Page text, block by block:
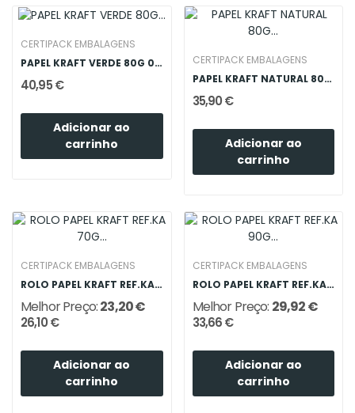
CERTIPACK EMBALAGENS
PAPEL KRAFT VERDE 80G 0.62X120M
40,95 €
Adicionar ao
carrinho
CERTIPACK EMBALAGENS
PAPEL KRAFT NATURAL 80G 0.62X120M
35,90 €
Adicionar ao
carrinho
CERTIPACK EMBALAGENS
ROLO PAPEL KRAFT REF.KA 70G 0.60X200M
Melhor Preço:23,20 €
26,10 €
Adicionar ao
carrinho
CERTIPACK EMBALAGENS
ROLO PAPEL KRAFT REF.KA 90G 0.60X200M
Melhor Preço: 29,92 €
33,66 €
Adicionar ao
carrinho